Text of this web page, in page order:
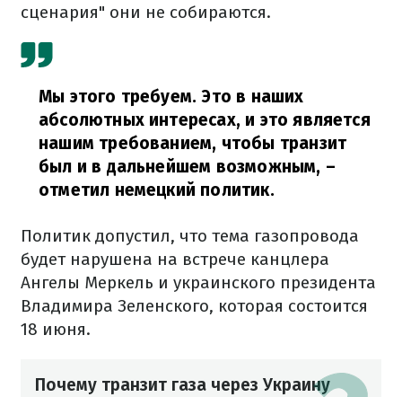
сценария" они не собираются.
Мы этого требуем. Это в наших
абсолютных интересах, и это является
нашим требованием, чтобы транзит
был и в дальнейшем возможным, –
отметил немецкий политик.
Политик допустил, что тема газопровода
будет нарушена на встрече канцлера
Ангелы Меркель и украинского президента
Владимира Зеленского, которая состоится
18 июня.
Почему транзит газа через Украину